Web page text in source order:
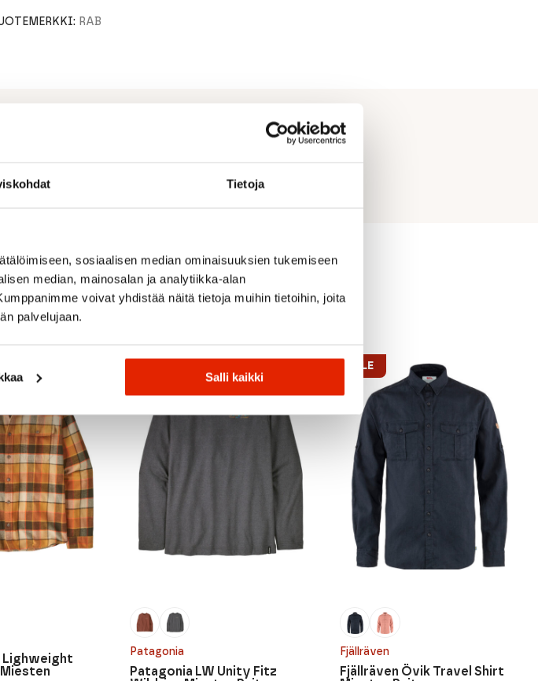
Tietoja
sosiaalisen median ominaisuuksien tukemiseen
median, mainosalan ja analytiikka-alan
voivat yhdistää näitä tietoja muihin tietoihin, joita
palvelujaan.
Salli kaikki
RAB
sinulle
Lighweight
Patagonia
Patagonia LW Unity Fitz
Fjällräven
ALE
Fjällräven Övik Travel Shirt